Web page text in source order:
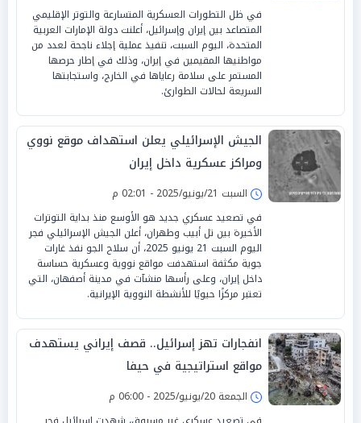
في ظل التطورات العسكرية المتسارعة والتوتر الإقليمي
المتصاعد بين إيران وإسرائيل، أعلنت دولة الإمارات العربية
المتحدة، اليوم السبت، تنفيذ عملية إجلاء ناجحة لعدد من
مواطنيها المقيمين في إيران، وذلك في إطار حرصها
المستمر على سلامة رعاياها في الخارج، واستجابتها
السريعة لحالات الطوارئ.
الجيش الإسرائيلي يعلن استهداف موقع نووي
ومراكز عسكرية داخل إيران
السبت 21/يونيو/2025 - 02:01 م
في تصعيد عسكري جديد هو الأوسع منذ بداية التوترات
الأخيرة بين تل أبيب وطهران، أعلن الجيش الإسرائيلي فجر
اليوم السبت 21 يونيو 2025، أن سلاح الجو نفذ غارات
جوية مكثفة استهدفت مواقع نووية وعسكرية حساسة
داخل إيران، وعلى رأسها منشآت في مدينة أصفهان، التي
تعتبر مركزًا حيويًا للأنشطة النووية الإيرانية.
انفجارات تهز إسرائيل.. قصف إيراني يستهدف
مواقع استراتيجية في حيفا
الجمعة 20/يونيو/2025 - 06:00 م